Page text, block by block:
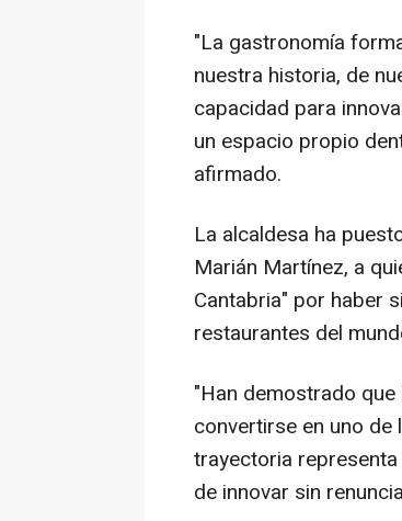
"La gastronomía
nuestra historia, de
capacidad para
un espacio propio
afirmado.
La alcaldesa ha
Marián Martínez, a
Cantabria" por haber
restaurantes del
"Han demostrado
convertirse en uno
trayectoria
de innovar sin